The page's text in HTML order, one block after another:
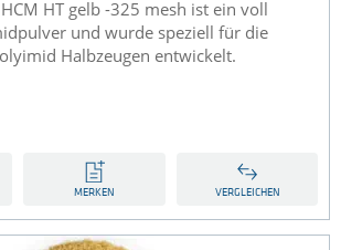
HCM HT gelb -325 mesh ist ein voll
und wurde speziell für die
Halbzeugen entwickelt.
MERKEN VERGLEICHEN